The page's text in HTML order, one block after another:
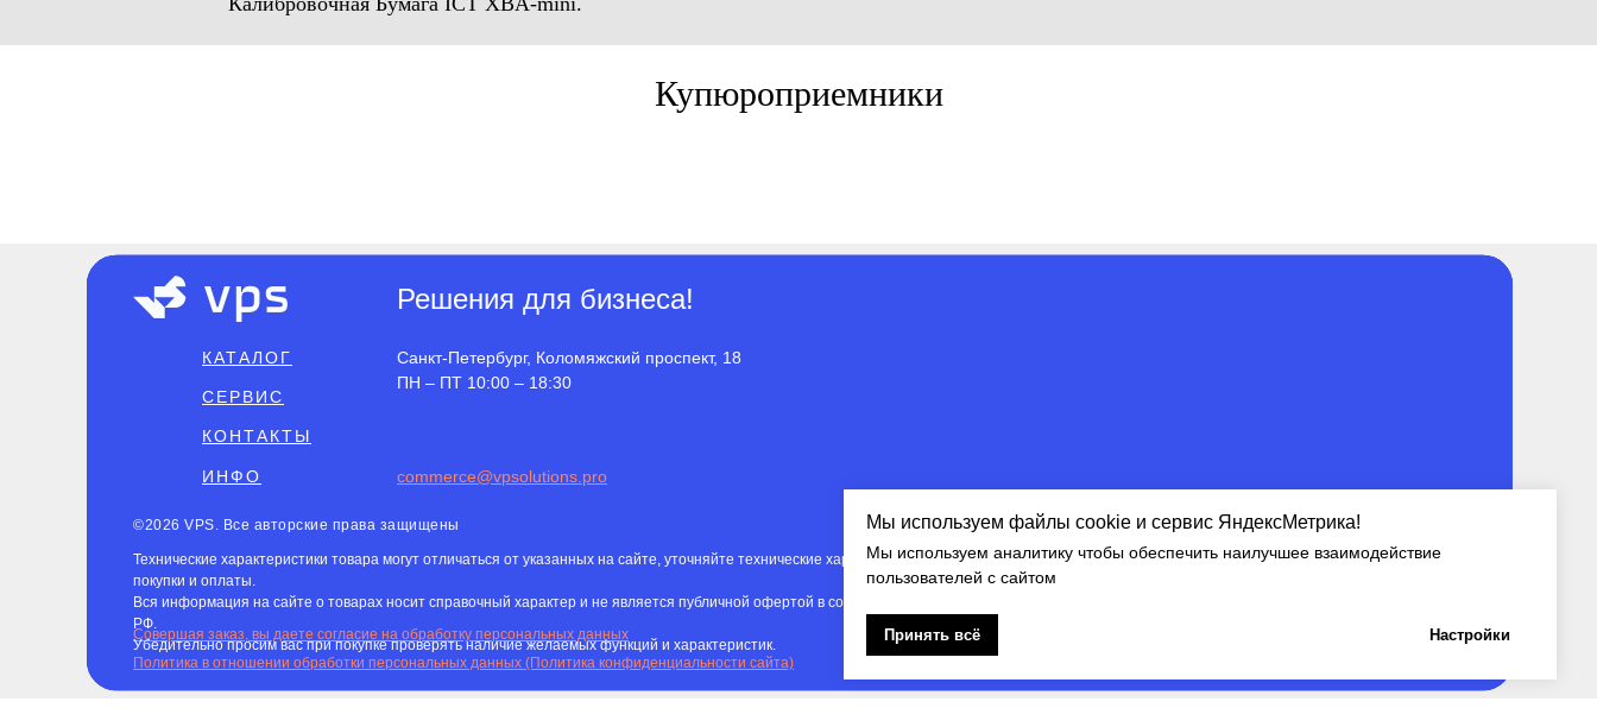
Мы используем файлы cookie и сервис ЯндексМетрика!
Мы используем аналитику чтобы обеспечить наилучшее взаимодействие
пользователей с сайтом
Принять всё Настройки
Купюроприемники
commerce@vpsolutions.pro
Санкт-Петербург, Коломяжский проспект, 18
ПН – ПТ 10:00 – 18:30
Решения для бизнеса!
КАТАЛОГ
СЕРВИС
КОНТАКТЫ
ИНФО
©2026 VPS. Все авторские права защищены
Совершая заказ, вы даете согласие на обработку персональных данных
Технические характеристики товара могут отличаться от указанных на сайте, уточняйте технические характеристики товара на момент
покупки и оплаты.
Вся информация на сайте о товарах носит справочный характер и не является публичной офертой в соответствии с пунктом 2 статьи 437 ГК
РФ.
Убедительно просим вас при покупке проверять наличие желаемых функций и характеристик.
Политика в отношении обработки персональных данных (Политика конфиденциальности сайта)